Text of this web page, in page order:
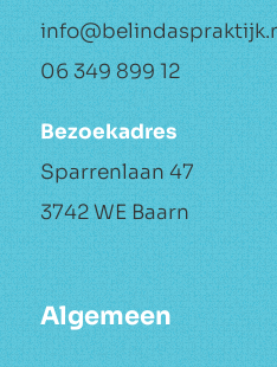
afspraak.
info@belindaspraktijk.nl